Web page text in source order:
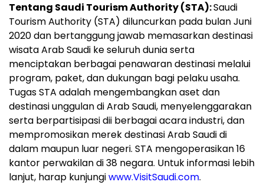
Tentang Saudi Tourism Authority (STA):Saudi
Tourism Authority (STA) diluncurkan pada bulan Juni
2020 dan bertanggung jawab memasarkan destinasi
wisata Arab Saudi ke seluruh dunia serta
menciptakan berbagai penawaran destinasi melalui
program, paket, dan dukungan bagi pelaku usaha.
Tugas STA adalah mengembangkan aset dan
destinasi unggulan di Arab Saudi, menyelenggarakan
serta berpartisipasi dii berbagai acara industri, dan
mempromosikan merek destinasi Arab Saudi di
dalam maupun luar negeri. STA mengoperasikan 16
kantor perwakilan di 38 negara. Untuk informasi lebih
lanjut, harap kunjungiwww.VisitSaudi.com.